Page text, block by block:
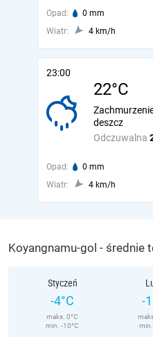
Opad: 0 mm
Wiatr:
4 km/h
23:00
22°C
Odczuwalna
deszcz
Opad: 0 mm
Wiatr:
4 km/h
Koyangnamu-gol - średnie
Styczeń
-4°C
maks. 0°C
min. -10°C
-
min.